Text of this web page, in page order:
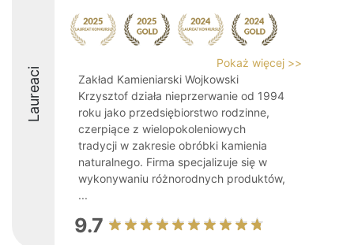
Laureaci
Pokaż więcej >>
Zakład Kamieniarski Wojkowski
Krzysztof działa nieprzerwanie od 1994
roku jako przedsiębiorstwo rodzinne,
czerpiące z wielopokoleniowych
tradycji w zakresie obróbki kamienia
naturalnego. Firma specjalizuje się w
wykonywaniu różnorodnych produktów,
...
9.7